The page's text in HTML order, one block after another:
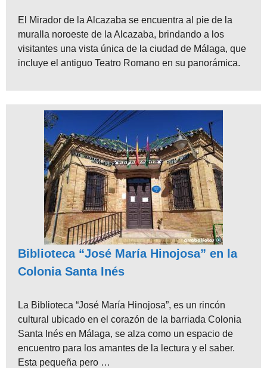
El Mirador de la Alcazaba se encuentra al pie de la
muralla noroeste de la Alcazaba, brindando a los
visitantes una vista única de la ciudad de Málaga, que
incluye el antiguo Teatro Romano en su panorámica.
Biblioteca “José María Hinojosa” en la
Colonia Santa Inés
La Biblioteca “José María Hinojosa”, es un rincón
cultural ubicado en el corazón de la barriada Colonia
Santa Inés en Málaga, se alza como un espacio de
encuentro para los amantes de la lectura y el saber.
Esta pequeña pero …